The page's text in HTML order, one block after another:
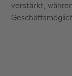
verstärkt,